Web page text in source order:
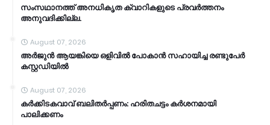
സംസഥാനത്ത് അനധികൃത ക്വാറികളുടെ പ്രവര്‍ത്തനം
അനുവദിക്കില്ല.
August 07, 2026
അര്‍ജുന്‍ ആയങ്കിയെ ഒളിവില്‍ പോകാന്‍ സഹായിച്ച രണ്ടുപേര്‍
കസ്റ്റഡിയിൽ
August 07, 2026
കര്‍ക്കിടകവാവ് ബലിതര്‍പ്പണം: ഹരിതചട്ടം കര്‍ശനമായി
പാലിക്കണം